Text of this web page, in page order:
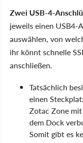
Zwei USB-4-
jeweils einen USB4-
auswählen, von
ihr könnt schnelle
anschließen.
Tatsächlich
einen
Zotac Zone
dem Dock
Somit gibt es